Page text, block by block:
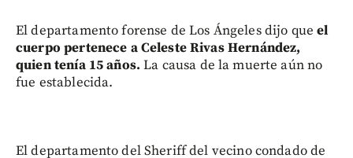
El departamento forense de Los Ángeles dijo queel
cuerpo pertenece a Celeste Rivas Hernández,
quien tenía 15 años. La causa de la muerte aún no
fue establecida.
El departamento del Sheriff del vecino condado de